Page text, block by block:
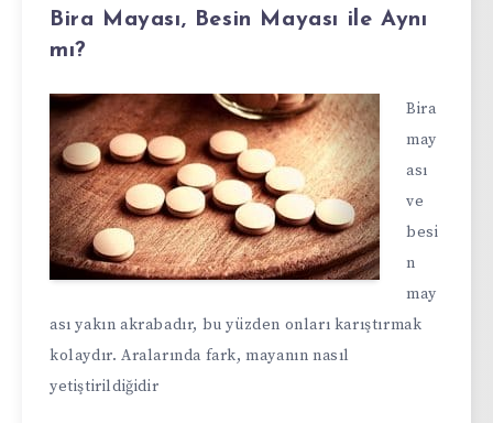
Bira Mayası, Besin Mayası ile Aynı
mı?
Bira
may
ası
ve
besi
n
may
ası yakın akrabadır, bu yüzden onları karıştırmak
kolaydır. Aralarında fark, mayanın nasıl
yetiştirildiğidir